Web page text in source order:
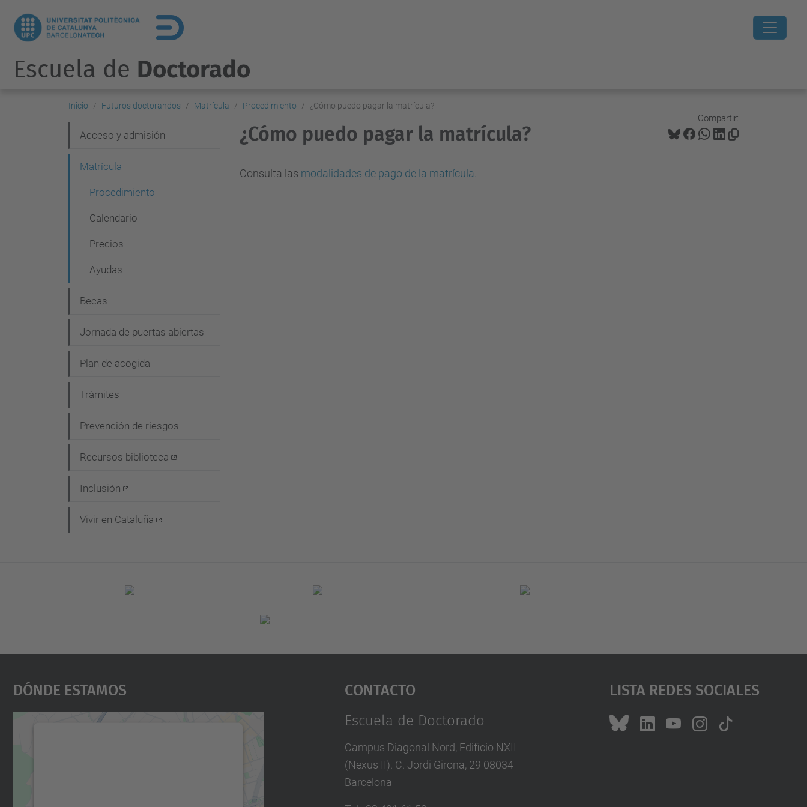
Escuela de Doctorado
Inicio Futuros doctorandos Matrícula Procedimiento ¿Cómo puedo pagar la matrícula?
Compartir:
¿Cómo puedo pagar la matrícula?
Consulta las modalidades de pago de la matrícula
a
i
n
Acceso y admisión
Matrícula
Procedimiento
Calendario
Precios
Ayudas
Becas
Jornada de puertas abiertas
Plan de acogida
Trámites
Prevención de riesgos
Recursos biblioteca
Inclusión
Vivir en Cataluña
Dónde Estamos Contacto
Escuela de Doctorado
Campus Diagonal Nord, Edificio NXII
(Nexus II). C. Jordi Girona, 29 08034
Barcelona
Lista Redes Sociales